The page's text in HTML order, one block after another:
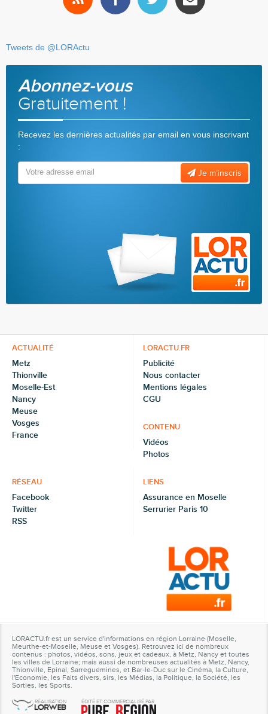
Tweets de @LORActu
Abonnez-vous
Gratuitement !
Recevez les dernières actualités par email en vous inscrivant
:
Je m’inscris
ACTUALITÉ
Metz
Thionville
Moselle-Est
Nancy
Meuse
Vosges
France
LORACTU.FR
Publicité
Nous contacter
Mentions légales
CGU
CONTENU
Vidéos
Photos
RÉSEAU
Facebook
Twitter
RSS
LIENS
Assurance en Moselle
Serrurier Paris 10
LORACTU.fr est un service d'informations en région Lorraine (Moselle,
Meurthe-et-Moselle, Meuse et Vosges). Retrouvez ici de nombreux
contenus : photos, vidéos, sons, jeux et cadeaux, à Metz, Nancy et toutes
les villes de Lorraine; mais aussi de nombreuses actualités à Metz, Nancy,
Thionville, Epinal, Sarreguemines, et Bar-le-Duc sur le Cinéma, la Culture,
l'Economie, les Faits divers, sirs, les Médias, la Politique, la Société, les
Sorties, les Sports.
RÉALISATION ÉDITÉ ET COMMERCIALISÉ PAR